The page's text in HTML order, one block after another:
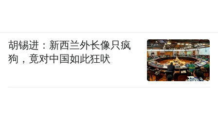
胡锡进：新西兰外长像只疯
狗，竟对中国如此狂吠